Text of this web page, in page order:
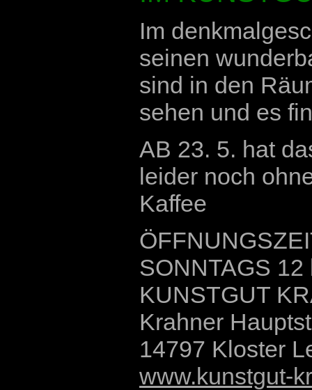
Im
seinen
sind in den
sehen und es
AB 23. 5. hat
leider noch
Kaffee
SONNTAGS
KUNSTGUT
Krahner
14797 Kloster
www.kunstgut-